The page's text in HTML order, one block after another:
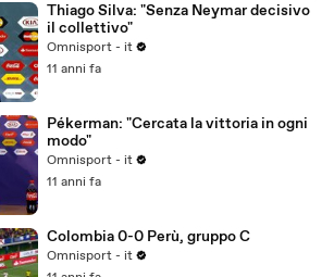
Thiago Silva: "Senza Neymar decisivo
il collettivo"
Omnisport - it
11 anni fa
Pékerman: "Cercata la vittoria in ogni
modo"
Omnisport - it
11 anni fa
Colombia 0-0 Perù, gruppo C
Omnisport - it